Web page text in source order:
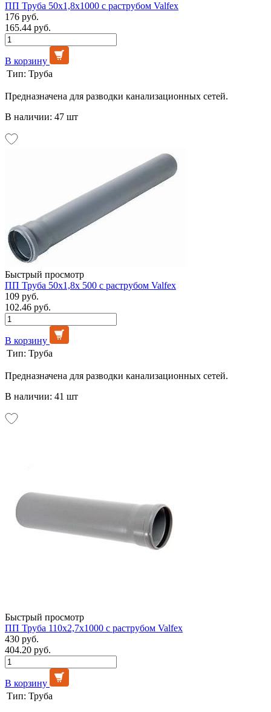
ПП Труба 50х1,8х1000 с раструбом Valfex
176 руб.
165.44 руб.
В корзину
Тип: Труба
Предназначена для разводки канализационных сетей.
В наличии: 47 шт
Быстрый просмотр
ПП Труба 50х1,8х 500 с раструбом Valfex
109 руб.
102.46 руб.
В корзину
Тип: Труба
Предназначена для разводки канализационных сетей.
В наличии: 41 шт
Быстрый просмотр
ПП Труба 110х2,7х1000 с раструбом Valfex
430 руб.
404.20 руб.
В корзину
Тип: Труба